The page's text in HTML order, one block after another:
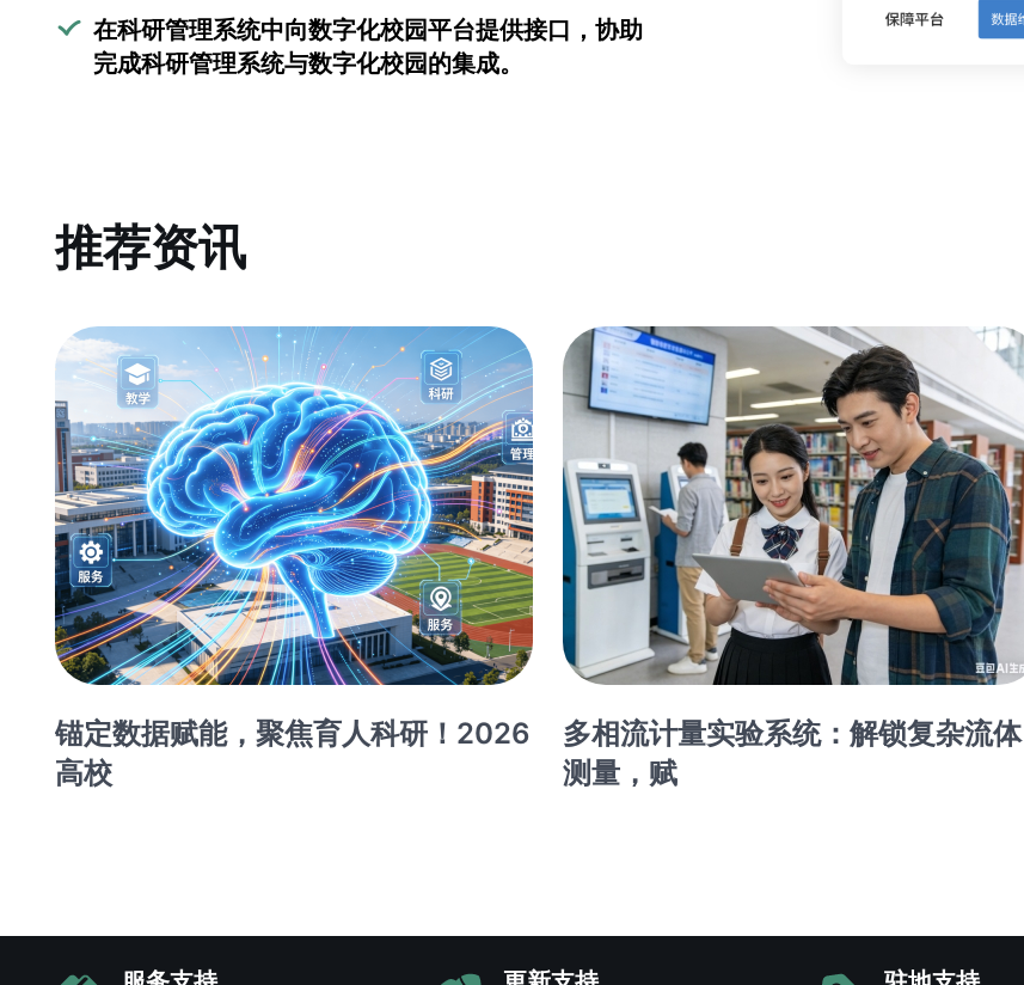
在科研管理系统中向数字化校园平台提供接口，协助
完成科研管理系统与数字化校园的集成。
推荐资讯
锚定数据赋能，聚焦育人科研！2026
高校
多相流计量实验系统：解锁复杂流体
测量，赋